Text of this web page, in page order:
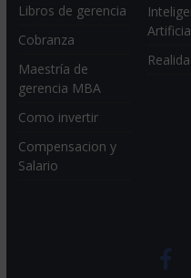
Libros de gerencia
Cobranza
Maestría de
gerencia MBA
Como invertir
Compensacion y
Salario